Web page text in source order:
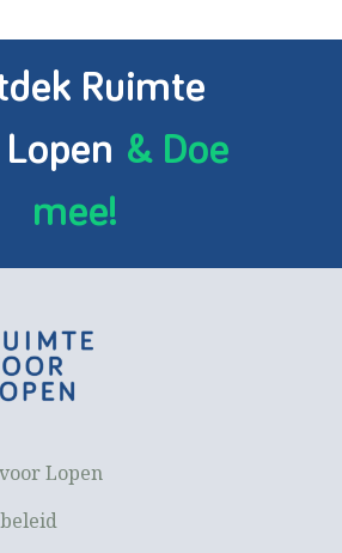
Ruimte
& Doe
mee!
Lopen